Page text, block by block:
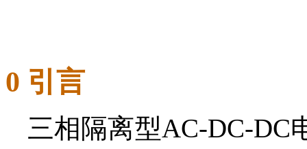
0 引言
三相隔离型AC-DC-DC